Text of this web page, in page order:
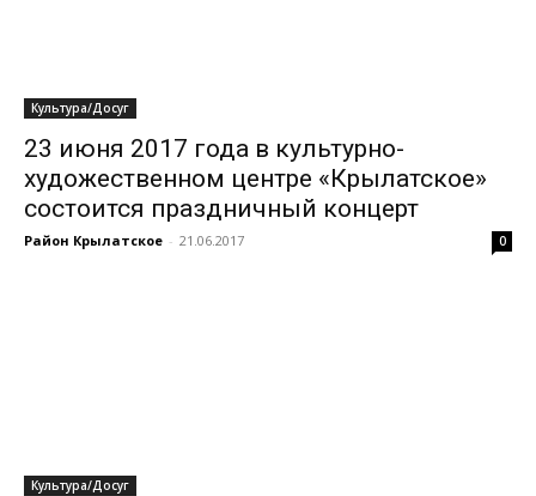
Культура/Досуг
23 июня 2017 года в культурно-
художественном центре «Крылатское»
состоится праздничный концерт
Район Крылатское - 21.06.2017 0
Культура/Досуг